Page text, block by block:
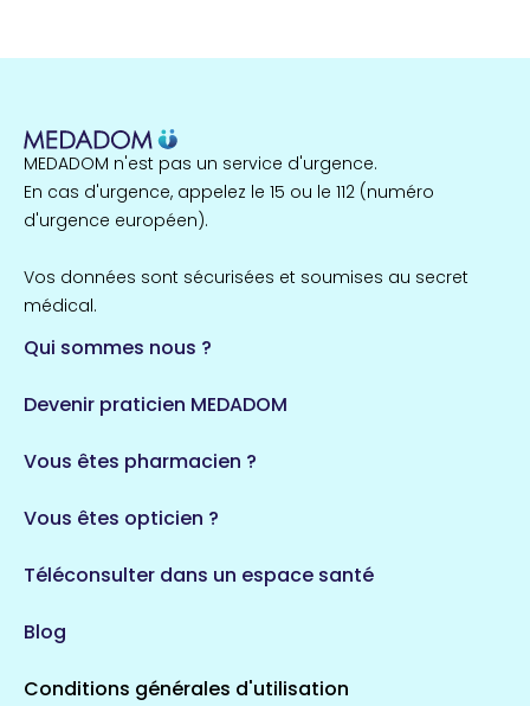
Île-de-France
857 espaces de santé
124 espaces de santé
Auvergne-Rhône-Alpes
720 espaces de santé
Côtes-d'Armor
Maine-et-Loire
Loiret
1 espaces de santé
1 espaces de santé
MEDADOM n'est pas un service d'urgence.
En cas d'urgence, appelez le 15 ou le 112 (numéro
d'urgence européen).
Vos données sont sécurisées et soumises au secret
médical.
Qui sommes nous ?
Devenir praticien MEDADOM
Vous êtes pharmacien ?
Vous êtes opticien ?
Téléconsulter dans un espace santé
Blog
Conditions générales d'utilisation